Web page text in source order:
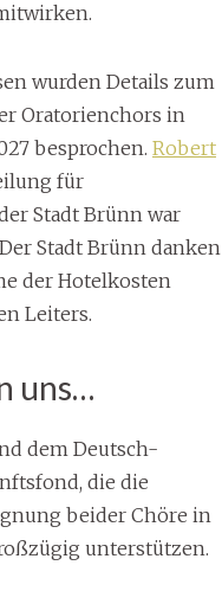
wurden Details zum
Oratorienchors in
besprochen. Robert
für
Stadt Brünn war
Stadt Brünn danken
der Hotelkosten
Leiters.
uns…
dem Deutsch-
die die
beider Chöre in
unterstützen.